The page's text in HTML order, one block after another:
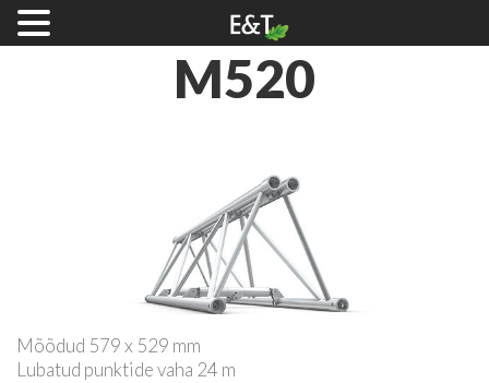
M520
Mõõdud 579 x 529 mm
Lubatud punktide vaha 24 m